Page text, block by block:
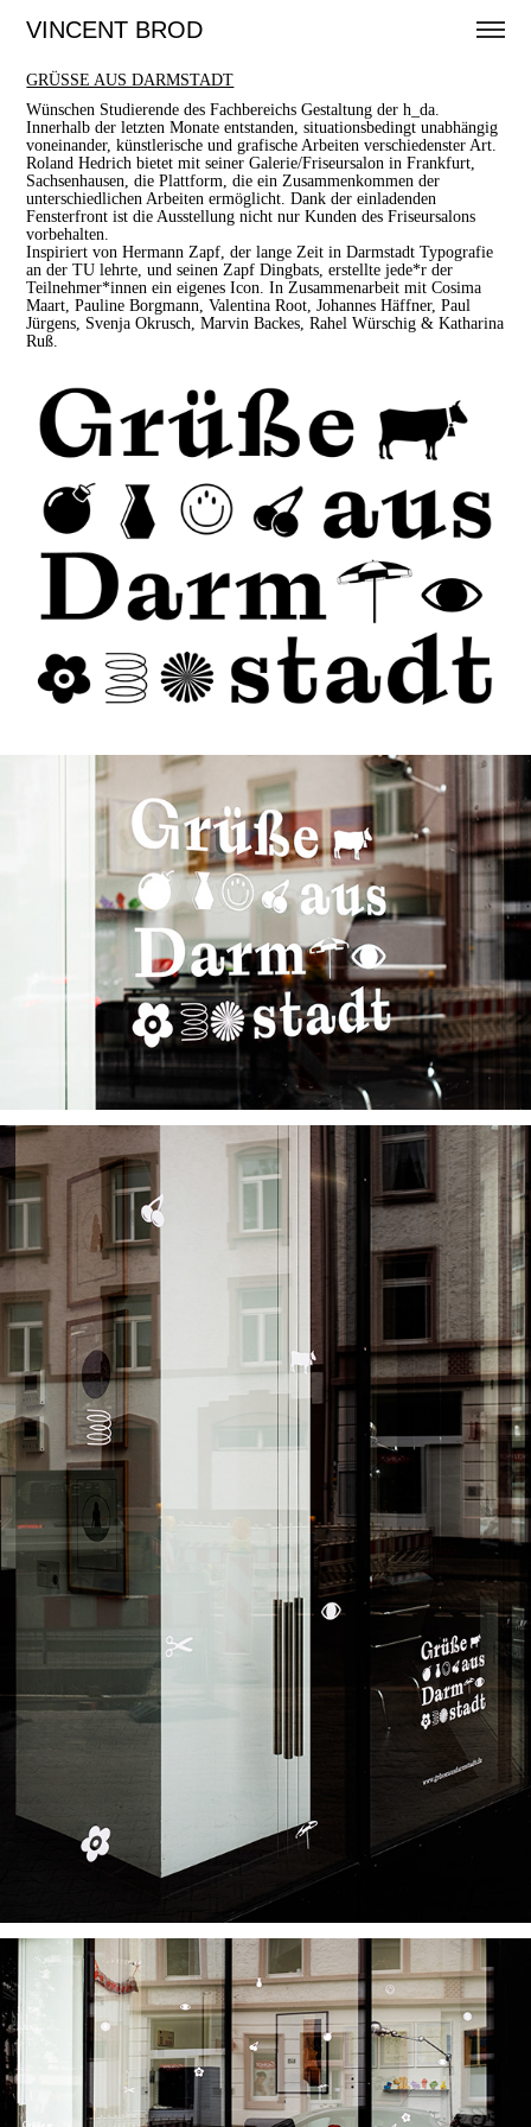
VINCENT BROD
GRÜSSE AUS DARMSTADT
Wünschen Studierende des Fachbereichs Gestaltung der h_da.
Innerhalb der letzten Monate entstanden, situationsbedingt unabhängig
voneinander, künstlerische und grafische Arbeiten verschiedenster Art.
Roland Hedrich bietet mit seiner Galerie/Friseursalon in Frankfurt,
Sachsenhausen, die Plattform, die ein Zusammenkommen der
unterschiedlichen Arbeiten ermöglicht. Dank der einladenden
Fensterfront ist die Ausstellung nicht nur Kunden des Friseursalons
vorbehalten.
Inspiriert von Hermann Zapf, der lange Zeit in Darmstadt Typografie
an der TU lehrte, und seinen Zapf Dingbats, erstellte jede*r der
Teilnehmer*innen ein eigenes Icon. In Zusammenarbeit mit Cosima
Maart, Pauline Borgmann, Valentina Root, Johannes Häffner, Paul
Jürgens, Svenja Okrusch, Marvin Backes, Rahel Würschig & Katharina
Ruß.